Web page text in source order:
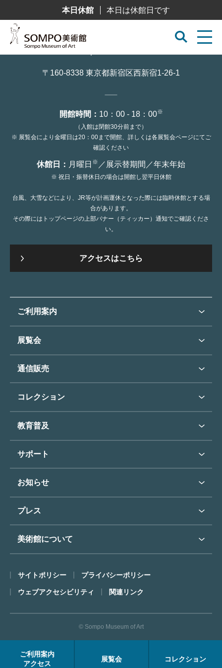
テ
本日休館 本日は休館日です
ご利用案内
アクセス
展覧会 コレクション
〒160-8338 東京都新宿区西新宿1-26-1
開館時間： 10：00 - 18：00※
（入館は閉館30分前まで）
※ 展覧会により金曜日は20：00まで開館、詳しくは各展覧会ページにてご
確認ください
休館日： 月曜日 ※ ／展示替期間／年末年始
※ 祝日・振替休日の場合は開館し翌平日休館
台風、大雪などにより、JR等が計画運休となった際には臨時休館とする場
合があります。
その際にはトップページの上部バナー（ティッカー）通知でご確認くださ
い。
アクセスはこちら
ご利用案内
ご利用案内トップ
開館時間・休館日
アクセス
団体のご利用について
バリアフリー／小さなお子様
フロアマップ
ミュージアムショップ
カフェ
展覧会
展覧会・イベントトップ
次回の展覧会
展覧会スケジュール
過去の展覧会
通信販売
通信販売トップ
コレクション
コレクショントップ
東郷青児
コレクションハイライト
教育普及
教育普及トップ
オンラインで美術鑑賞
博物館実習について
サポート
よくあるご質問
東郷⻘児作品著作権申請
お知らせ
お知らせトップ
プレス
プレスリリーストップ
美術館について
ごあいさつ
コンセプト
沿革
FACEアーカイブス
サイトポリシー プライバシーポリシー
ウェブアクセシビリティ 関連リンク
© Sompo Museum of Art